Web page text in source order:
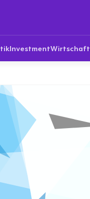
InvestmentWirtschaft